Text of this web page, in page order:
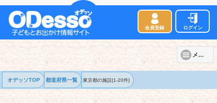
会員登録 ログイン
メニュー
オデッソTOP 都道府県一覧 東京都の施設[1-20件]